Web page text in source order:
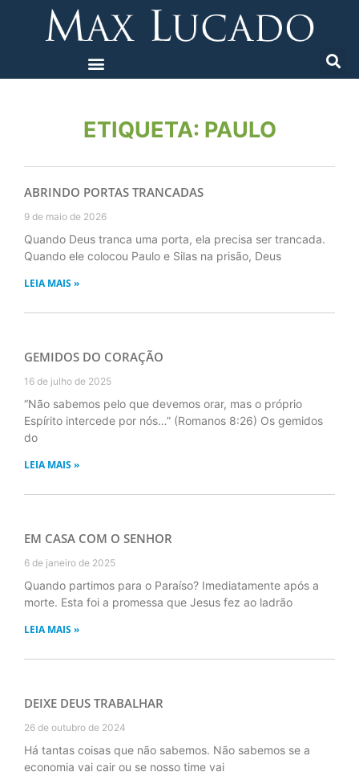
ETIQUETA: PAULO
ABRINDO PORTAS TRANCADAS
9 de maio de 2026
Quando Deus tranca uma porta, ela precisa ser trancada.
Quando ele colocou Paulo e Silas na prisão, Deus
LEIA MAIS »
GEMIDOS DO CORAÇÃO
16 de julho de 2025
“Não sabemos pelo que devemos orar, mas o próprio
Espírito intercede por nós…” (Romanos 8:26) Os gemidos
do
LEIA MAIS »
EM CASA COM O SENHOR
6 de janeiro de 2025
Quando partimos para o Paraíso? Imediatamente após a
morte. Esta foi a promessa que Jesus fez ao ladrão
LEIA MAIS »
DEIXE DEUS TRABALHAR
26 de outubro de 2024
Há tantas coisas que não sabemos. Não sabemos se a
economia vai cair ou se nosso time vai